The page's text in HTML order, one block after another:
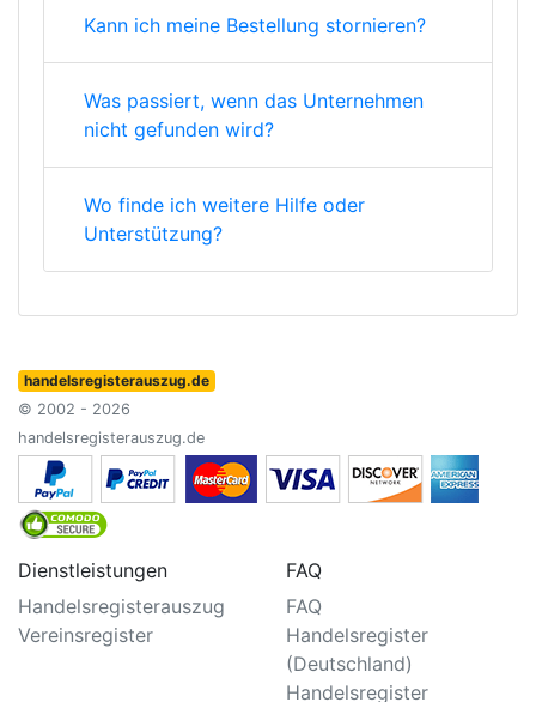
Kann ich meine Bestellung stornieren?
Was passiert, wenn das Unternehmen
nicht gefunden wird?
Wo finde ich weitere Hilfe oder
Unterstützung?
handelsregisterauszug.de
© 2002 - 2026
handelsregisterauszug.de
Dienstleistungen
Handelsregisterauszug
Vereinsregister
FAQ
FAQ
Handelsregister
(Deutschland)
Handelsregister